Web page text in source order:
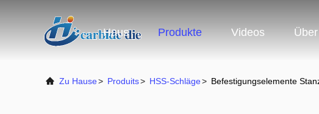
Haus Produkte Videos
Zu Hause> Produits> HSS-Schläge> Befestigungselemente